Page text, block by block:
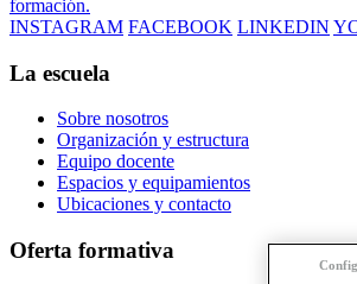
formación.
INSTAGRAM FACEBOOK LINKEDIN
La escuela
Sobre nosotros
Organización y estructura
Equipo docente
Espacios y equipamientos
Ubicaciones y contacto
Oferta formativa